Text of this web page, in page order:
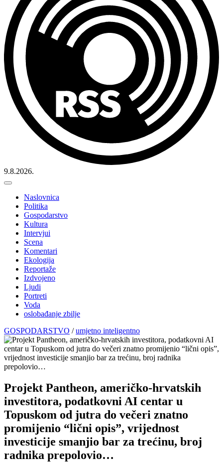
9.8.2026.
Naslovnica
Politika
Gospodarstvo
Kultura
Intervjui
Scena
Komentari
Ekologija
Reportaže
Izdvojeno
Ljudi
Portreti
Voda
oslobađanje zbilje
GOSPODARSTVO /umjetno inteligentno
Projekt Pantheon, američko-hrvatskih
investitora, podatkovni AI centar u
Topuskom od jutra do večeri znatno
promijenio “lični opis”, vrijednost
investicije smanjio bar za trećinu, broj
radnika prepolovio…